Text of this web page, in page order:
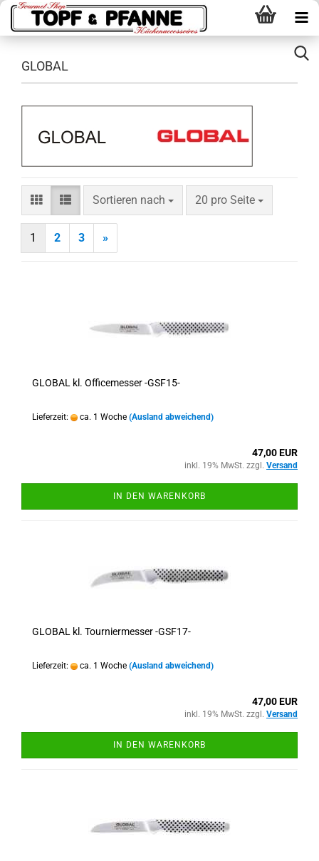
GLOBAL
Sortieren nach
Sortieren nach 20 pro Seite
pro Seite
1 2 3 »
GLOBAL kl. Officemesser -GSF15-
Lieferzeit: ca. 1 Woche (Ausland abweichend)
47,00 EUR
inkl. 19% MwSt. zzgl. Versand
IN DEN WARENKORB
GLOBAL kl. Tourniermesser -GSF17-
Lieferzeit: ca. 1 Woche (Ausland abweichend)
47,00 EUR
inkl. 19% MwSt. zzgl. Versand
IN DEN WARENKORB